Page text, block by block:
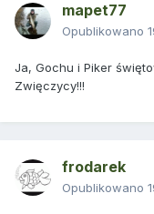
mapet77
Opublikowano
Ja, Gochu i Piker
Zwięczycy!!!
frodarek
Opublikowano